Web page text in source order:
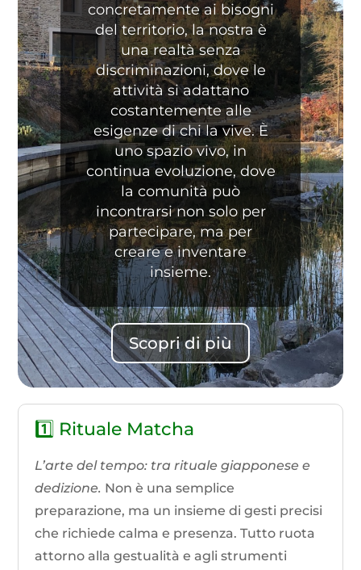
concretamente ai bisogni
del territorio, la nostra è
una realtà senza
discriminazioni, dove le
attività si adattano
costantemente alle
esigenze di chi la vive. È
uno spazio vivo, in
continua evoluzione, dove
la comunità può
incontrarsi non solo per
partecipare, ma per
creare e inventare
insieme.
Scopri di più
1️⃣ Rituale Matcha
L’arte del tempo: tra rituale giapponese e
dedizione. Non è una semplice
preparazione, ma un insieme di gesti precisi
che richiede calma e presenza. Tutto ruota
attorno alla gestualità e agli strumenti